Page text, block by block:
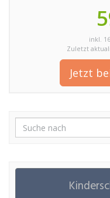
inkl.
Zuletzt
Jetzt